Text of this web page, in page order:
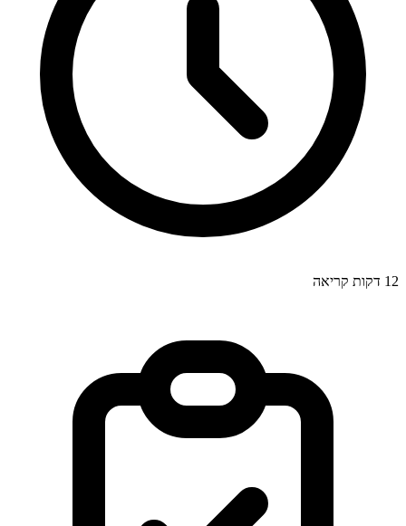
12 דקות קריאה